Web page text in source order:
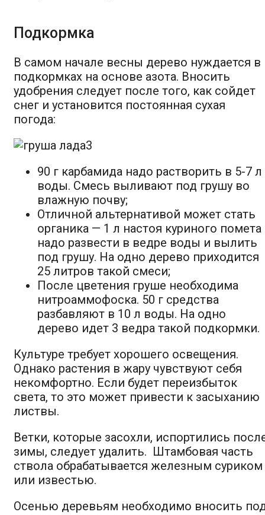
Подкормка
В самом начале весны дерево нуждается в
подкормках на основе азота. Вносить
удобрения следует после того, как сойдет
снег и установится постоянная сухая
погода:
90 г карбамида надо растворить в 5-7 л
воды. Смесь выливают под грушу во
влажную почву;
Отличной альтернативой может стать
органика — 1 л настоя куриного помета
надо развести в ведре воды и вылить
под грушу. На одно дерево приходится
25 литров такой смеси;
После цветения груше необходима
нитроаммофоска. 50 г средства
разбавляют в 10 л воды. На одно
дерево идет 3 ведра такой подкормки.
Культуре требует хорошего освещения.
Однако растения в жару чувствуют себя
некомфортно. Если будет переизбыток
света, то это может привести к засыханию
листвы.
Ветки, которые засохли, испортились
зимы, следует удалить. Штамбовая часть
ствола обрабатывается железным суриком
или известью.
Осенью деревьям необходимо вносить